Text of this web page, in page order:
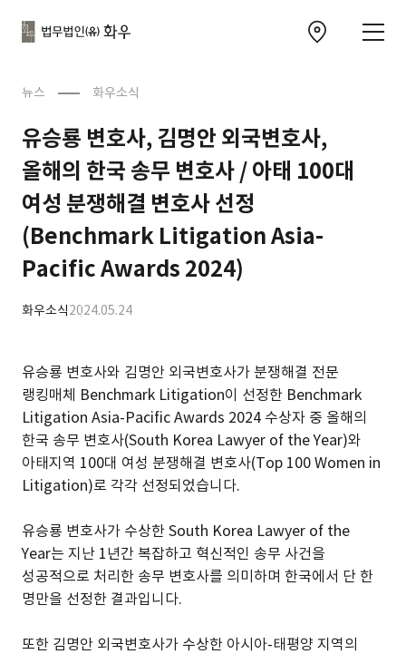
뉴스 화우소식
유승룡 변호사, 김명안 외국변호사,
올해의 한국 송무 변호사 / 아태 100대
여성 분쟁해결 변호사 선정
(Benchmark Litigation Asia-
Pacific Awards 2024)
화우소식2024.05.24
유승룡 변호사와 김명안 외국변호사가 분쟁해결 전문
랭킹매체 Benchmark Litigation이 선정한 Benchmark
Litigation Asia-Pacific Awards 2024 수상자 중 올해의
한국 송무 변호사(South Korea Lawyer of the Year)와
아태지역 100대 여성 분쟁해결 변호사(Top 100 Women in
Litigation)로 각각 선정되었습니다.
유승룡 변호사가 수상한 South Korea Lawyer of the
Year는 지난 1년간 복잡하고 혁신적인 송무 사건을
성공적으로 처리한 송무 변호사를 의미하며 한국에서 단 한
명만을 선정한 결과입니다.
또한 김명안 외국변호사가 수상한 아시아-태평양 지역의